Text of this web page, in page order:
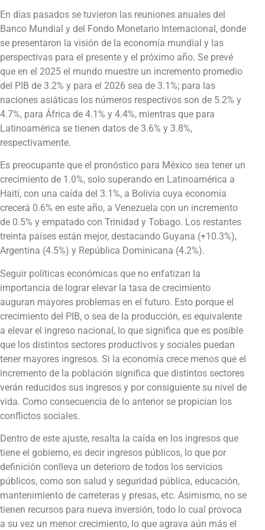
En días pasados se tuvieron las reuniones anuales del
Banco Mundial y del Fondo Monetario Internacional, donde
se presentaron la visión de la economía mundial y las
perspectivas para el presente y el próximo año. Se prevé
que en el 2025 el mundo muestre un incremento promedio
del PIB de 3.2% y para el 2026 sea de 3.1%; para las
naciones asiáticas los números respectivos son de 5.2% y
4.7%, para África de 4.1% y 4.4%, mientras que para
Latinoamérica se tienen datos de 3.6% y 3.8%,
respectivamente.
Es preocupante que el pronóstico para México sea tener un
crecimiento de 1.0%, solo superando en Latinoamérica a
Haití, con una caída del 3.1%, a Bolivia cuya economía
crecerá 0.6% en este año, a Venezuela con un incremento
de 0.5% y empatado con Trinidad y Tobago. Los restantes
treinta países están mejor, destacando Guyana (+10.3%),
Argentina (4.5%) y República Dominicana (4.2%).
Seguir políticas económicas que no enfatizan la
importancia de lograr elevar la tasa de crecimiento
auguran mayores problemas en el futuro. Esto porque el
crecimiento del PIB, o sea de la producción, es equivalente
a elevar el ingreso nacional, lo que significa que es posible
que los distintos sectores productivos y sociales puedan
tener mayores ingresos. Si la economía crece menos que el
incremento de la población significa que distintos sectores
verán reducidos sus ingresos y por consiguiente su nivel de
vida. Como consecuencia de lo anterior se propician los
conflictos sociales.
Dentro de este ajuste, resalta la caída en los ingresos que
tiene el gobierno, es decir ingresos públicos, lo que por
definición conlleva un deterioro de todos los servicios
públicos, como son salud y seguridad pública, educación,
mantenimiento de carreteras y presas, etc. Asimismo, no se
tienen recursos para nueva inversión, todo lo cual provoca
a su vez un menor crecimiento, lo que agrava aún más el